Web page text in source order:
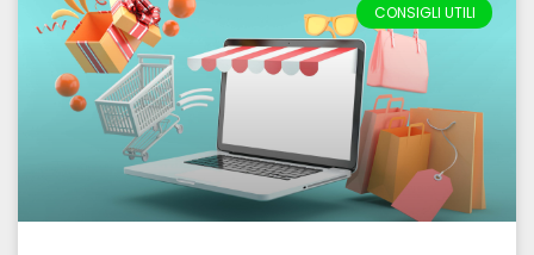
CONSIGLI UTILI